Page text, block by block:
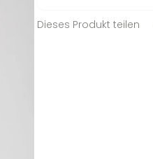
Dieses Produkt teilen